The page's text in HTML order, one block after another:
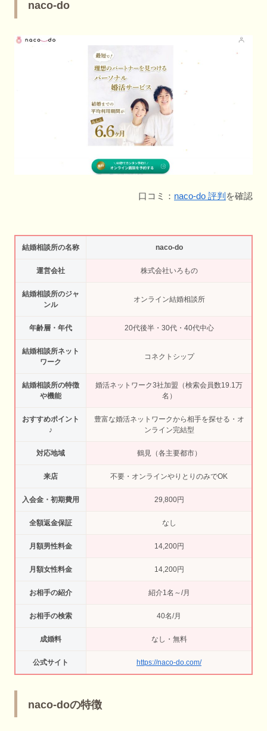
naco-do
口コミ： naco-do 評判 を確認
結婚相談所の名称 naco-do
運営会社 株式会社いろもの
結婚相談所のジャ
ンル
オンライン結婚相談所
年齢層・年代 20代後半・30代・40代中心
結婚相談所ネット
ワーク
コネクトシップ
結婚相談所の特徴
や機能
婚活ネットワーク3社加盟（検索会員数19.1万
名）
おすすめポイント
♪
豊富な婚活ネットワークから相手を探せる・オ
ンライン完結型
対応地域 鶴見（各主要都市）
来店 不要・オンラインやりとりのみでOK
入会金・初期費用 29,800円
全額返金保証 なし
月額男性料金 14,200円
月額女性料金 14,200円
お相手の紹介 紹介1名～/月
お相手の検索 40名/月
成婚料 なし・無料
公式サイト https://naco-do.com/
naco-doの特徴